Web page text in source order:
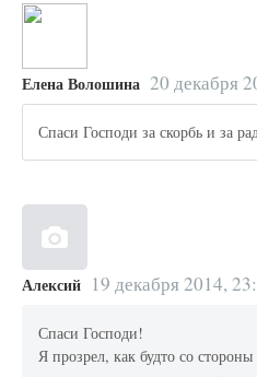
Елена Волошина 20 декабря
Спаси Господи за скорбь и за
Алексий 19 декабря 2014,
Спаси Господи!
Я прозрел, как будто со